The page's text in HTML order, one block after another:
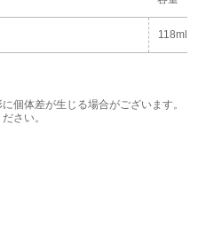
118ml
個体差が生じる場合がございます。
さい。